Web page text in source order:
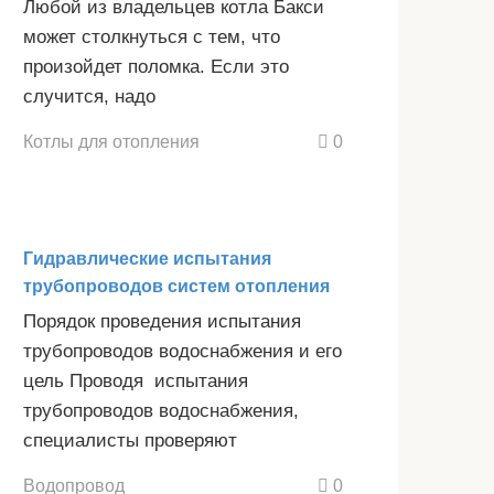
Любой из владельцев котла Бакси
может столкнуться с тем, что
произойдет поломка. Если это
случится, надо
Котлы для отопления 0
Гидравлические испытания
трубопроводов систем отопления
Порядок проведения испытания
трубопроводов водоснабжения и его
цель Проводя испытания
трубопроводов водоснабжения,
специалисты проверяют
Водопровод 0